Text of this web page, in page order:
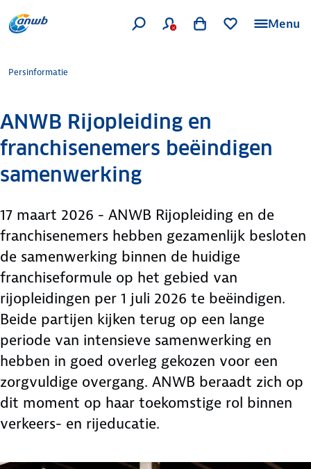
Menu
Persinformatie
ANWB Rijopleiding en
franchisenemers beëindigen
samenwerking
17 maart 2026 - ANWB Rijopleiding en de
franchisenemers hebben gezamenlijk besloten
de samenwerking binnen de huidige
franchiseformule op het gebied van
rijopleidingen per 1 juli 2026 te beëindigen.
Beide partijen kijken terug op een lange
periode van intensieve samenwerking en
hebben in goed overleg gekozen voor een
zorgvuldige overgang. ANWB beraadt zich op
dit moment op haar toekomstige rol binnen
verkeers- en rijeducatie.